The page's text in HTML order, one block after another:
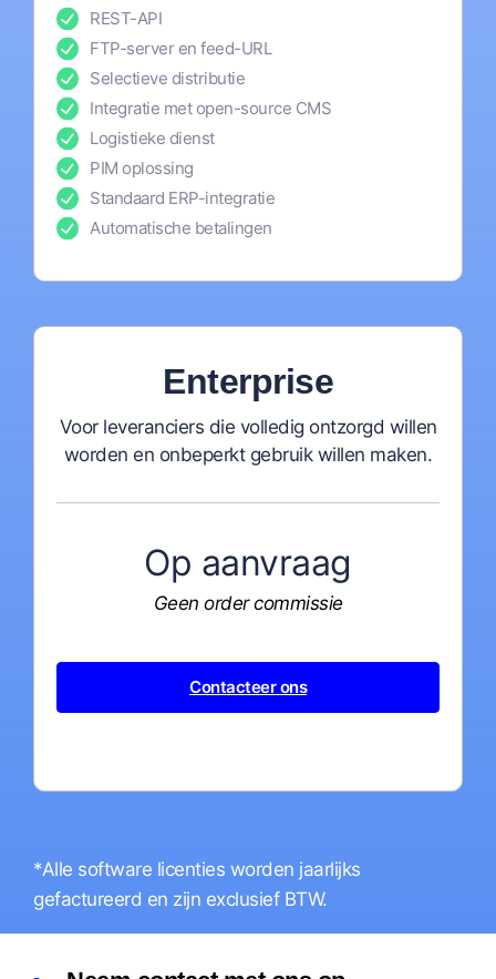
REST-API
FTP-server en feed-URL
Selectieve distributie
Integratie met open-source CMS
Logistieke dienst
PIM oplossing
Standaard ERP-integratie
Automatische betalingen
Enterprise
Voor leveranciers die volledig ontzorgd willen
worden en onbeperkt gebruik willen maken.
Op aanvraag
Geen order commissie
Contacteer ons
*Alle software licenties worden jaarlijks
gefactureerd en zijn exclusief BTW.